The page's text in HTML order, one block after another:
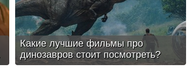
Какие лучшие фильмы про
динозавров стоит посмотреть?